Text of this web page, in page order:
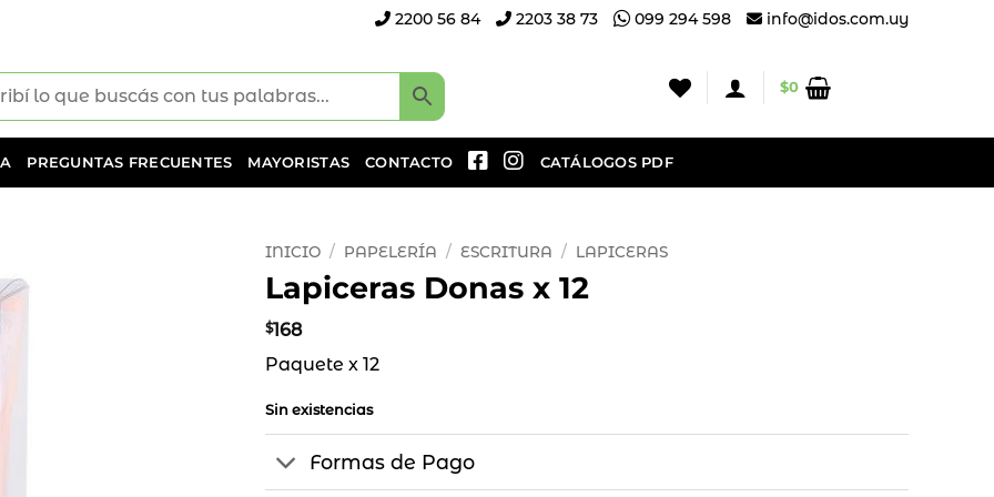
2200 56 84 2203 38 73 099 294 598 info@idos.com.uy
$0
PREGUNTAS FRECUENTES MAYORISTAS CONTACTO CATÁLOGOS PDF
INICIO / PAPELERÍA / ESCRITURA / LAPICERAS
Lapiceras Donas x 12
$168
Paquete x 12
Sin existencias
Formas de Pago